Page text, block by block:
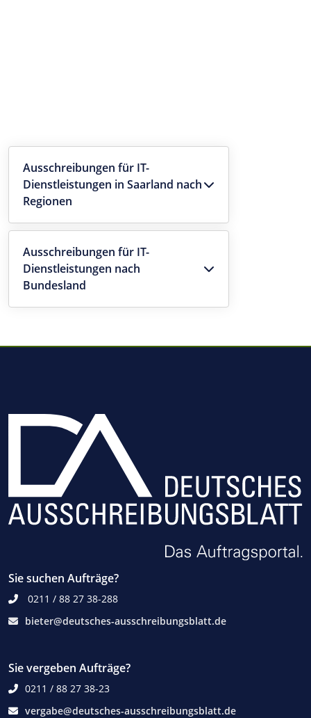
Ausschreibungen für IT-
Dienstleistungen in Saarland nach
Regionen
Ausschreibungen für IT-
Dienstleistungen nach
Bundesland
Sie suchen Aufträge?
0211 / 88 27 38-288
bieter@deutsches-ausschreibungsblatt.de
Sie vergeben Aufträge?
0211 / 88 27 38-23
vergabe@deutsches-ausschreibungsblatt.de